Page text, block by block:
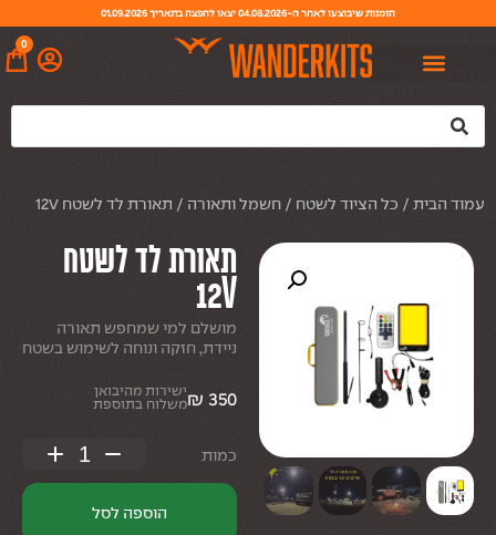
הזמנות שיבוצעו לאחר ה-04.08.2026 יצאו להפצה בתאריך 01.09.2026
0
עמוד הבית / כל הציוד לשטח / חשמל ותאורה / תאורת לד לשטח 12V
תאורת לד לשטח
12V
מושלם למי שמחפש תאורה
ניידת, חזקה ונוחה לשימוש בשטח
₪ 350
ישירות מהיבואן
משלוח בתוספת
כמות + −
הוספה לסל